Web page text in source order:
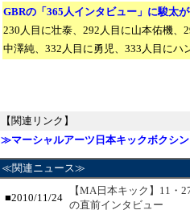
GBRの「365人インタビュー」に駿太
230人目に壮泰、292人目に山本佑機、
中澤純、332人目に勇児、333人目にハ
【関連リンク】
≫マーシャルアーツ日本キックボクシ
≪関連ニュース≫
■2010/11/24
【MA日本キック】11・
の直前インタビュー